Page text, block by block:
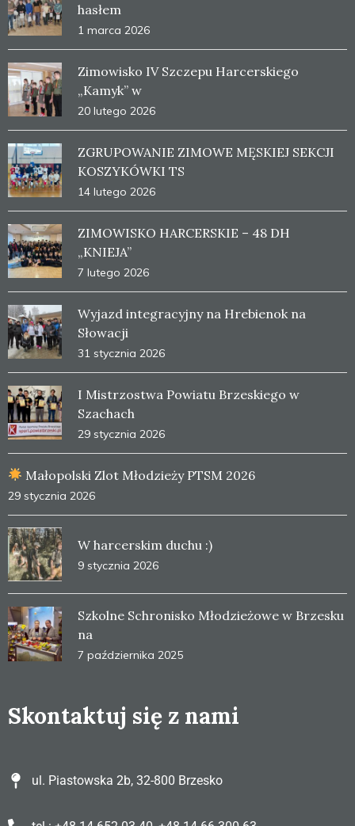
hasłem
1 marca 2026
Zimowisko IV Szczepu Harcerskiego
„Kamyk” w
20 lutego 2026
ZGRUPOWANIE ZIMOWE MĘSKIEJ SEKCJI
KOSZYKÓWKI TS
14 lutego 2026
ZIMOWISKO HARCERSKIE – 48 DH
„KNIEJA”
7 lutego 2026
Wyjazd integracyjny na Hrebienok na
Słowacji
31 stycznia 2026
I Mistrzostwa Powiatu Brzeskiego w
Szachach
29 stycznia 2026
Małopolski Zlot Młodzieży PTSM 2026
29 stycznia 2026
W harcerskim duchu :)
9 stycznia 2026
Szkolne Schronisko Młodzieżowe w Brzesku
na
7 października 2025
Skontaktuj się z nami
ul. Piastowska 2b, 32-800 Brzesko